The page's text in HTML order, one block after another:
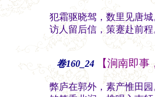
犯霜驱晓驾，数里见唐
访人留后信，策蹇赴前
卷160_24 【涧南即
弊庐在郭外，素产惟田